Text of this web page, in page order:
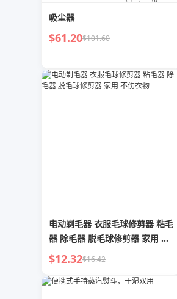
吸尘器
$61.20$101.60
电动剃毛器 衣服毛球修剪器 粘毛
器 除毛器 脱毛球修剪器 家用 不
伤衣物
$12.32$16.42